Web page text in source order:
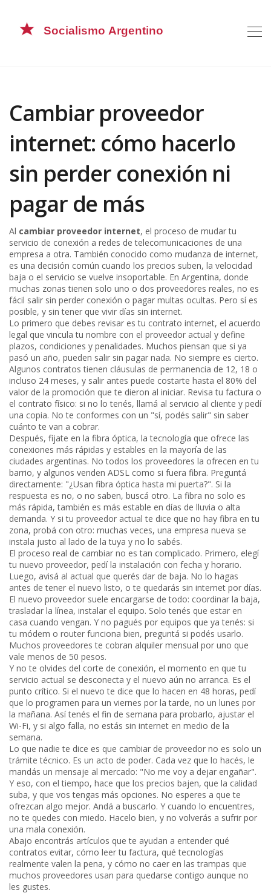
Cambiar proveedor
internet: cómo hacerlo
sin perder conexión ni
pagar de más
Al cambiar proveedor internet, el proceso de mudar tu
servicio de conexión a redes de telecomunicaciones de una
empresa a otra. También conocido comomudanza de internet,
es una decisión común cuando los precios suben, la velocidad
baja o el servicio se vuelve insoportable. En Argentina, donde
muchas zonas tienen solo uno o dos proveedores reales, no es
fácil salir sin perder conexión o pagar multas ocultas. Pero sí es
posible, y sin tener que vivir días sin internet.
Lo primero que debes revisar es tu contrato internet, el acuerdo
legal que vincula tu nombre con el proveedor actual y define
plazos, condiciones y penalidades. Muchos piensan que si ya
pasó un año, pueden salir sin pagar nada. No siempre es cierto.
Algunos contratos tienen cláusulas de permanencia de 12, 18 o
incluso 24 meses, y salir antes puede costarte hasta el 80% del
valor de la promoción que te dieron al iniciar. Revisa tu factura o
el contrato físico: si no lo tenés, llamá al servicio al cliente y pedí
una copia. No te conformes con un "sí, podés salir" sin saber
cuánto te van a cobrar.
Después, fijate en lafibra óptica,la tecnología que ofrece las
conexiones más rápidas y estables en la mayoría de las
ciudades argentinas. No todos los proveedores la ofrecen en tu
barrio, y algunos venden ADSL como si fuera fibra. Preguntá
directamente: "¿Usan fibra óptica hasta mi puerta?". Si la
respuesta es no, o no saben, buscá otro. La fibra no solo es
más rápida, también es más estable en días de lluvia o alta
demanda. Y si tu proveedor actual te dice que no hay fibra en tu
zona, probá con otro: muchas veces, una empresa nueva se
instala justo al lado de la tuya y no lo sabés.
El proceso real de cambiar no es tan complicado. Primero, elegí
tu nuevo proveedor, pedí la instalación con fecha y horario.
Luego, avisá al actual que querés dar de baja. No lo hagas
antes de tener el nuevo listo, o te quedarás sin internet por días.
El nuevo proveedor suele encargarse de todo: coordinar la baja,
trasladar la línea, instalar el equipo. Solo tenés que estar en
casa cuando vengan. Y no pagués por equipos que ya tenés: si
tu módem o router funciona bien, preguntá si podés usarlo.
Muchos proveedores te cobran alquiler mensual por uno que
vale menos de 50 pesos.
Y no te olvides del corte de conexión, el momento en que tu
servicio actual se desconecta y el nuevo aún no arranca. Es el
punto crítico. Si el nuevo te dice que lo hacen en 48 horas, pedí
que lo programen para un viernes por la tarde, no un lunes por
la mañana. Así tenés el fin de semana para probarlo, ajustar el
Wi-Fi, y si algo falla, no estás sin internet en medio de la
semana.
Lo que nadie te dice es que cambiar de proveedor no es solo un
trámite técnico. Es un acto de poder. Cada vez que lo hacés, le
mandás un mensaje al mercado: "No me voy a dejar engañar".
Y eso, con el tiempo, hace que los precios bajen, que la calidad
suba, y que vos tengas más opciones. No esperes a que te
ofrezcan algo mejor. Andá a buscarlo. Y cuando lo encuentres,
no te quedes con miedo. Hacelo bien, y no volverás a sufrir por
una mala conexión.
Abajo encontrás artículos que te ayudan a entender qué
contratos evitar, cómo leer tu factura, qué tecnologías
realmente valen la pena, y cómo no caer en las trampas que
muchos proveedores usan para quedarse contigo aunque no
les gustes.